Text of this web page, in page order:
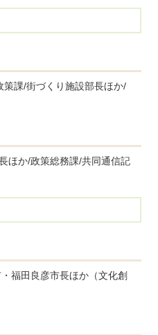
課/街づくり施設部長ほか/
ほか/政策総務課/共同通信記
福田良彦市長ほか（文化創